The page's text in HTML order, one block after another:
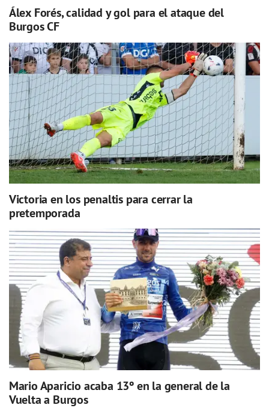
Álex Forés, calidad y gol para el ataque del
Burgos CF
Victoria en los penaltis para cerrar la
pretemporada
Mario Aparicio acaba 13º en la general de la
Vuelta a Burgos